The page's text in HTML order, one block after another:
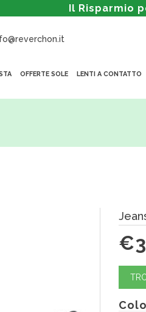
Il Risparmio
OFFERTE SOLE LENTI A CONTATTO